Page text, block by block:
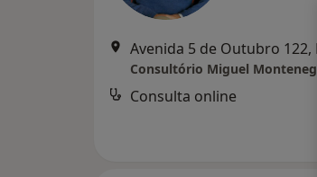
Avenida 5 de Outubro 122,
Consultório Miguel
Consulta online